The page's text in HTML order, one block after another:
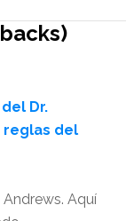
Dr.
reglas del
Andrews. Aquí